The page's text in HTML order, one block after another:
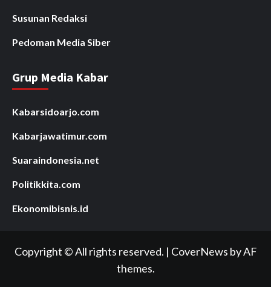
Susunan Redaksi
Pedoman Media Siber
Grup Media Kabar
Kabarsidoarjo.com
Kabarjawatimur.com
Suaraindonesia.net
Politikkita.com
Ekonomibisnis.id
Copyright © All rights reserved. | CoverNews by AF
themes.